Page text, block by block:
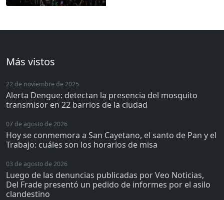
Más vistos
22 de noviembre de 2025
Alerta Dengue: detectan la presencia del mosquito
transmisor en 22 barrios de la ciudad
07 de agosto de 2026
Hoy se conmemora a San Cayetano, el santo de Pan y el
Trabajo: cuáles son los horarios de misa
03 de agosto de 2026
Luego de las denuncias publicadas por Veo Noticias,
Del Frade presentó un pedido de informes por el asilo
clandestino